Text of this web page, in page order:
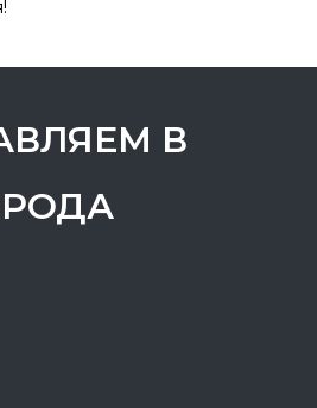
В